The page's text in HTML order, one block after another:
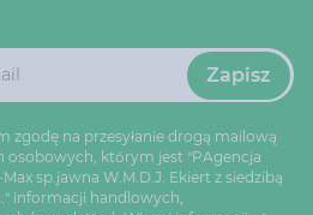
Zapisz
zgodę na przesyłanie drogą mailową
osobowych, którym jest "PAgencja
sp.jawna W.M.D.J. Ekiert z siedzibą
informacji handlowych,